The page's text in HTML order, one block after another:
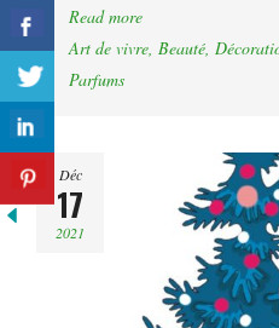
Read more
Art de vivre, Beauté,
Parfums
Déc
17
2021